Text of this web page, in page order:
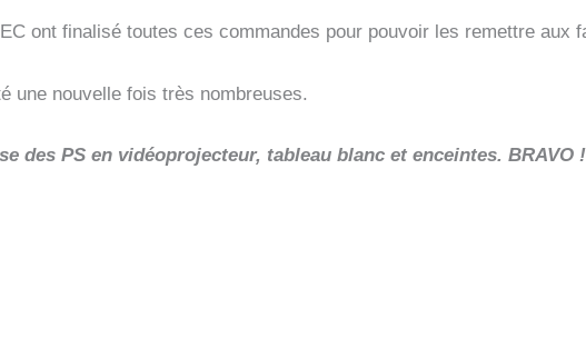
ont finalisé toutes ces commandes pour pouvoir les remettre aux
une nouvelle fois très nombreuses.
des PS en vidéoprojecteur, tableau blanc et enceintes. BRAVO !